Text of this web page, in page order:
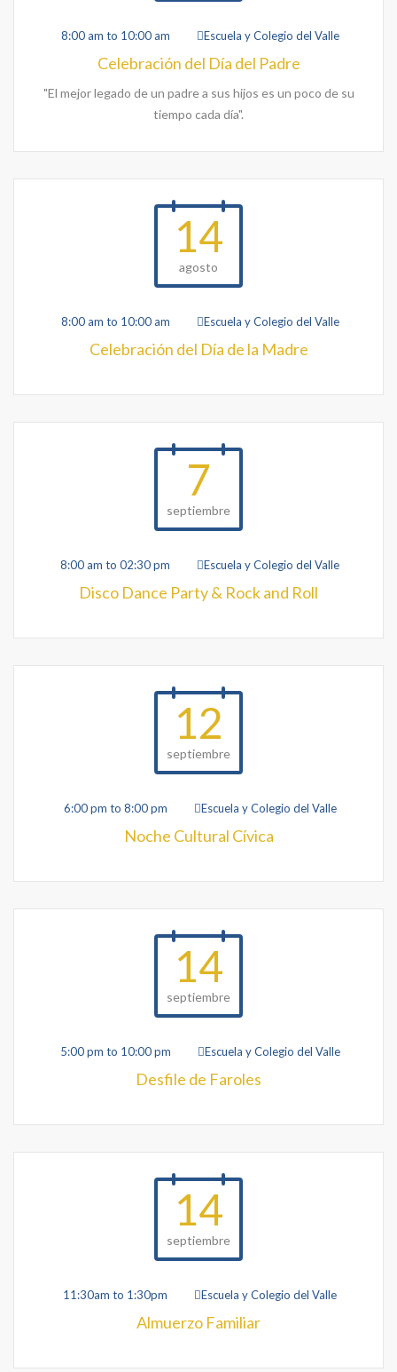
8:00 am to 10:00 am Escuela y Colegio del Valle
Celebración del Día del Padre
"El mejor legado de un padre a sus hijos es un poco de su
tiempo cada día".
14
agosto
8:00 am to 10:00 am Escuela y Colegio del Valle
Celebración del Día de la Madre
7
septiembre
8:00 am to 02:30 pm Escuela y Colegio del Valle
Disco Dance Party & Rock and Roll
12
septiembre
6:00 pm to 8:00 pm Escuela y Colegio del Valle
Noche Cultural Cívica
14
septiembre
5:00 pm to 10:00 pm Escuela y Colegio del Valle
Desfile de Faroles
14
septiembre
11:30am to 1:30pm Escuela y Colegio del Valle
Almuerzo Familiar